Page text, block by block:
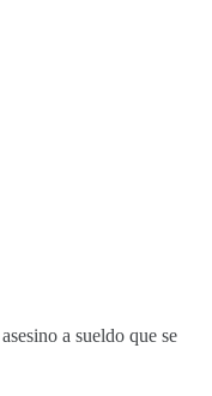
a sueldo que se